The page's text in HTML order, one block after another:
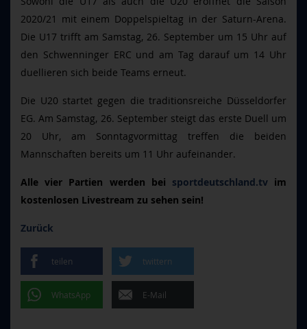
2020/21 mit einem Doppelspieltag in der Saturn-Arena.
Die U17 trifft am Samstag, 26. September um 15 Uhr auf
den Schwenninger ERC und am Tag darauf um 14 Uhr
duellieren sich beide Teams erneut.
Die U20 startet gegen die traditionsreiche Düsseldorfer
EG. Am Samstag, 26. September steigt das erste Duell um
20 Uhr, am Sonntagvormittag treffen die beiden
Mannschaften bereits um 11 Uhr aufeinander.
Alle vier Partien werden bei sportdeutschland.tvim
kostenlosen Livestream zu sehen sein!
Zurück
teilen twittern
WhatsApp E-Mail